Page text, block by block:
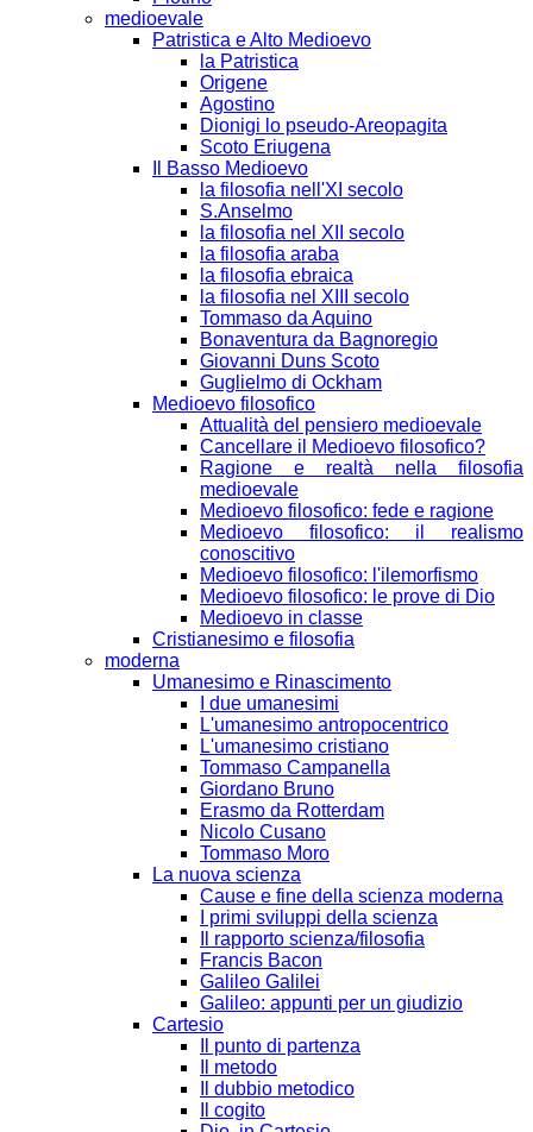
medioevale
Patristica e Alto Medioevo
la Patristica
Origene
Agostino
Dionigi lo pseudo-Areopagita
Scoto Eriugena
Il Basso Medioevo
la filosofia nell'XI secolo
S.Anselmo
la filosofia nel XII secolo
la filosofia araba
la filosofia ebraica
la filosofia nel XIII secolo
Tommaso da Aquino
Bonaventura da Bagnoregio
Giovanni Duns Scoto
Guglielmo di Ockham
Medioevo filosofico
Attualità del pensiero medioevale
Cancellare il Medioevo filosofico?
Ragione e realtà nella filosofia
medioevale
Medioevo filosofico: fede e ragione
Medioevo filosofico: il realismo
conoscitivo
Medioevo filosofico: l'ilemorfismo
Medioevo filosofico: le prove di Dio
Medioevo in classe
Cristianesimo e filosofia
moderna
Umanesimo e Rinascimento
I due umanesimi
L'umanesimo antropocentrico
L'umanesimo cristiano
Tommaso Campanella
Giordano Bruno
Erasmo da Rotterdam
Nicolo Cusano
Tommaso Moro
La nuova scienza
Cause e fine della scienza moderna
I primi sviluppi della scienza
Il rapporto scienza/filosofia
Francis Bacon
Galileo Galilei
Galileo: appunti per un giudizio
Cartesio
Il punto di partenza
Il metodo
Il dubbio metodico
Il cogito